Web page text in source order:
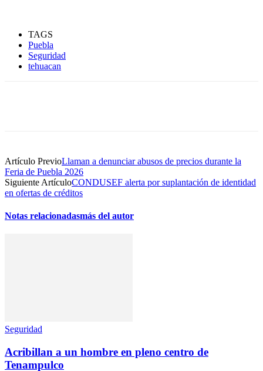
TAGS
Puebla
Seguridad
tehuacan
Artículo PrevioLlaman a denunciar abusos de precios durante la
Feria de Puebla 2026
Siguiente ArtículoCONDUSEF alerta por suplantación de identidad
en ofertas de créditos
Notas relacionadasmás del autor
Seguridad
Acribillan a un hombre en pleno centro de
Tenampulco